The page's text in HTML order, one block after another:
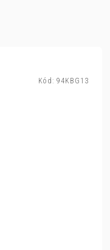
Kód: 94KBG13